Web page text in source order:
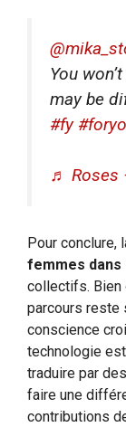
You
may be
#fy
♬ Roses
Pour conclure,
femmes dans
collectifs. Bien
parcours reste
conscience
technologie
traduire par
faire une
contributions